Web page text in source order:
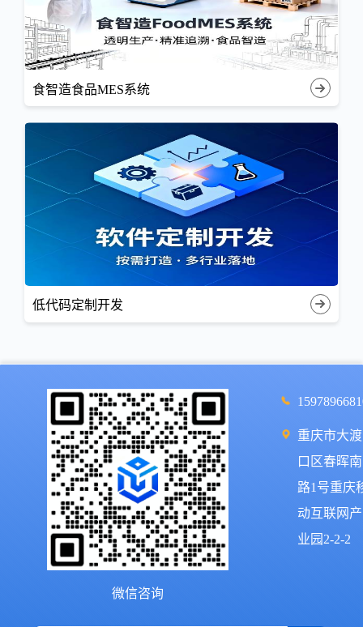
食智造食品MES系统
低代码定制开发
微信咨询
重庆市大渡
口区春晖南
路1号重庆
动互联网产
业园2-2-2